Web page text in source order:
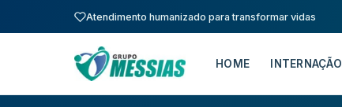
Atendimento humanizado para transformar vidas
HOME INTERNAÇÃO